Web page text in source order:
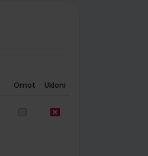
Omot Ukloni